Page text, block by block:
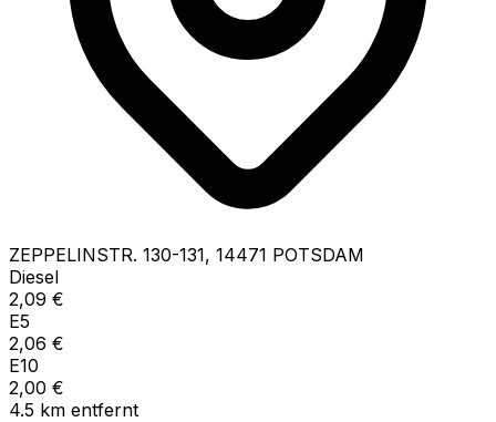
ZEPPELINSTR. 130-131, 14471 POTSDAM
Diesel
2,09 €
E5
2,06 €
E10
2,00 €
4.5 km entfernt